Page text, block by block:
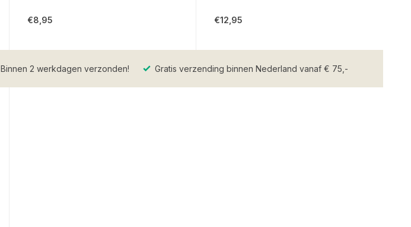
€8,95 €12,95
Binnen 2 werkdagen verzonden! Gratis verzending binnen Nederland vanaf € 75,-